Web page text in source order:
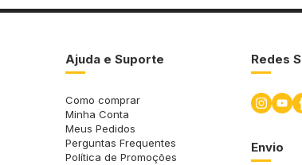
Ajuda e Suporte
Como comprar
Minha Conta
Meus Pedidos
Perguntas Frequentes
Política de Promoções
Redes
Envio